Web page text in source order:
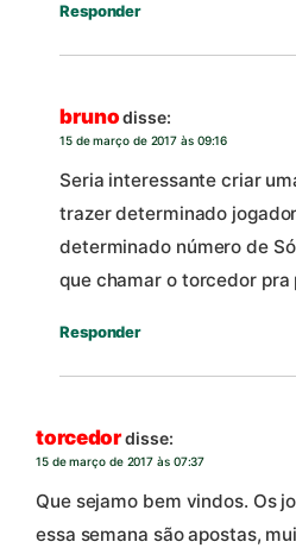
Responder
bruno disse:
15 de março de 2017 às 09:16
Seria interessante criar
trazer determinado
determinado número de
que chamar o torcedor pra
Responder
torcedordisse:
15 de março de 2017 às 07:37
Que sejamo bem vindos. Os
essa semana são apostas,